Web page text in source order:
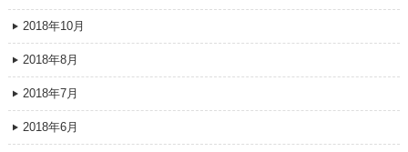
2018年10月
2018年8月
2018年7月
2018年6月